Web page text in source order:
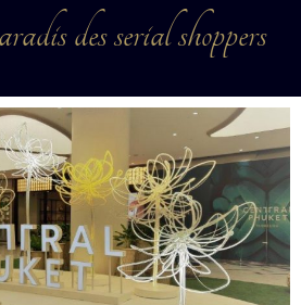
des serial shoppers